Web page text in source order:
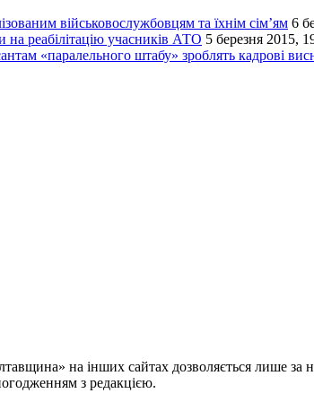
військовослужбовцям та їхнім сім’ям 6
реабілітацію учасників АТО 5 березня 2015,
«паралельного штабу» зроблять кадрові
на інших сайтах дозволяється лише за
з редакцією.